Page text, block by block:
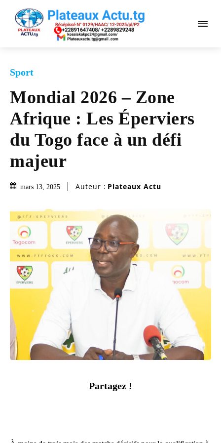
Sport
Mondial 2026 – Zone
Afrique : Les Éperviers
du Togo face à un défi
majeur
mars 13, 2025 Auteur : Plateaux Actu
Partagez !